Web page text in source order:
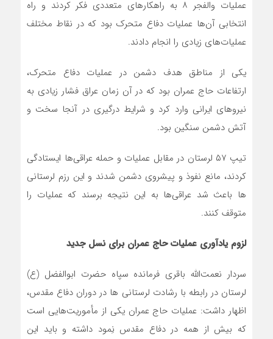
عملیات والفجر ۸ به راهکارهای متعددی فکر کردند و راه
انتخابی آن‌ها عملیات دفاع متحرک بود که در نقاط مختلف
عملیات‌های زیادی را انجام دادند.
یکی از مناطق هدف دشمن در عملیات دفاع متحرک،
ارتفاعات حاج عمران بود که در آن زمان عراق فشار زیادی به
نیروهای ایرانی وارد کرد و شرایط درگیری در آنجا سخت و
آتش دشمن سنگین بود.
تیپ ۵۷ لرستان در مقابل عملیات و حمله عراقی‌ها ایستادگی
کردند، مانع نفوذ و پیشروی دشمن شدند و این رزم لرستانی‌
ها باعث شد عراقی‌ها به این نتیجه برسند که عملیات را
متوقف کنند.
لزوم یادآوری عملیات حاج عمران برای نسل جدید
سردار نعمت‌الله باقری فرمانده سپاه حضرت ابوالفضل (ع)
لرستان در رابطه با رشادت لرستانی‌ ها در دوران دفاع مقدس،
اظهار داشت: عملیات حاج عمران یکی از مأموریت‌هایی است
که بیش از همه در دفاع مقدس نِمود داشته و باید این